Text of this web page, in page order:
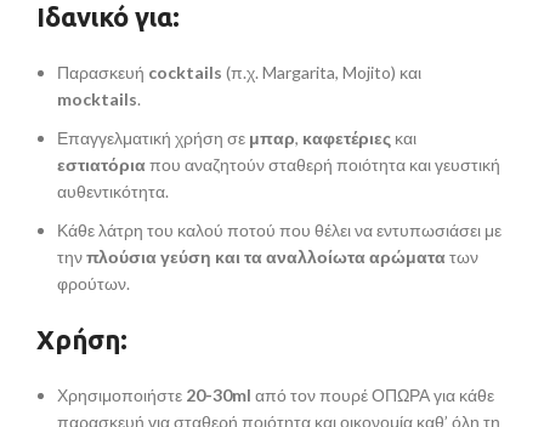
Ιδανικό για:
Παρασκευή cocktails (π.χ. Margarita, Mojito) και
mocktails.
Επαγγελματική χρήση σε μπαρ, καφετέριες και
εστιατόριαπου αναζητούν σταθερή ποιότητα και γευστική
αυθεντικότητα.
Κάθε λάτρη του καλού ποτού που θέλει να εντυπωσιάσει με
τηνπλούσια γεύση και τα αναλλοίωτα αρώματατων
φρούτων.
Χρήση:
Χρησιμοποιήστε 20-30ml από τον πουρέ ΟΠΩΡΑ για κάθε
παρασκευή για σταθερή ποιότητα και οικονομία καθ’ όλη τη